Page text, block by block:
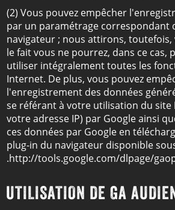
(2) Vous pouvez empêcher
par un paramétrage correspondant
navigateur ; nous attirons,
le fait vous ne pourrez, dans ce cas,
utiliser intégralement toutes les
Internet. De plus, vous pouvez
l'enregistrement des données
se référant à votre utilisation du
votre adresse IP) par Google ainsi
ces données par Google en
plug-in du navigateur disponible
.http://tools.google.com/dlpage/
UTILISATION DE GA